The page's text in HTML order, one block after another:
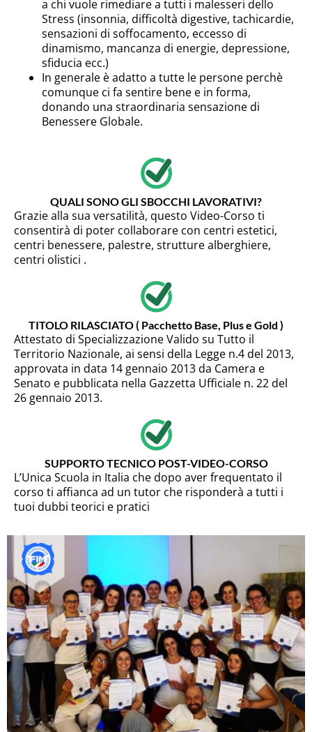
a chi vuole rimediare a tutti i malesseri dello
Stress (insonnia, difficoltà digestive, tachicardie,
sensazioni di soffocamento, eccesso di
dinamismo, mancanza di energie, depressione,
sfiducia ecc.)
In generale è adatto a tutte le persone perchè
comunque ci fa sentire bene e in forma,
donando una straordinaria sensazione di
Benessere Globale.
QUALI SONO GLI SBOCCHI LAVORATIVI?
Grazie alla sua versatilità, questo Video-Corso ti
consentirà di poter collaborare con centri estetici,
centri benessere, palestre, strutture alberghiere,
centri olistici .
TITOLO RILASCIATO ( Pacchetto Base, Plus e Gold )
Attestato di Specializzazione Valido su Tutto il
Territorio Nazionale, ai sensi della Legge n.4 del 2013,
approvata in data 14 gennaio 2013 da Camera e
Senato e pubblicata nella Gazzetta Ufficiale n. 22 del
26 gennaio 2013.
SUPPORTO TECNICO POST-VIDEO-CORSO
L’Unica Scuola in Italia che dopo aver frequentato il
corso ti affianca ad un tutor che risponderà a tutti i
tuoi dubbi teorici e pratici